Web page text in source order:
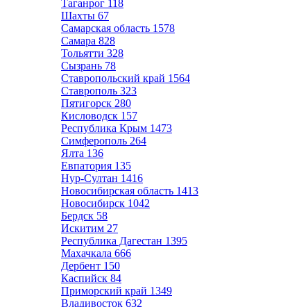
Таганрог 118
Шахты 67
Самарская область 1578
Самара 828
Тольятти 328
Сызрань 78
Ставропольский край 1564
Ставрополь 323
Пятигорск 280
Кисловодск 157
Республика Крым 1473
Симферополь 264
Ялта 136
Евпатория 135
Нур-Султан 1416
Новосибирская область 1413
Новосибирск 1042
Бердск 58
Искитим 27
Республика Дагестан 1395
Махачкала 666
Дербент 150
Каспийск 84
Приморский край 1349
Владивосток 632